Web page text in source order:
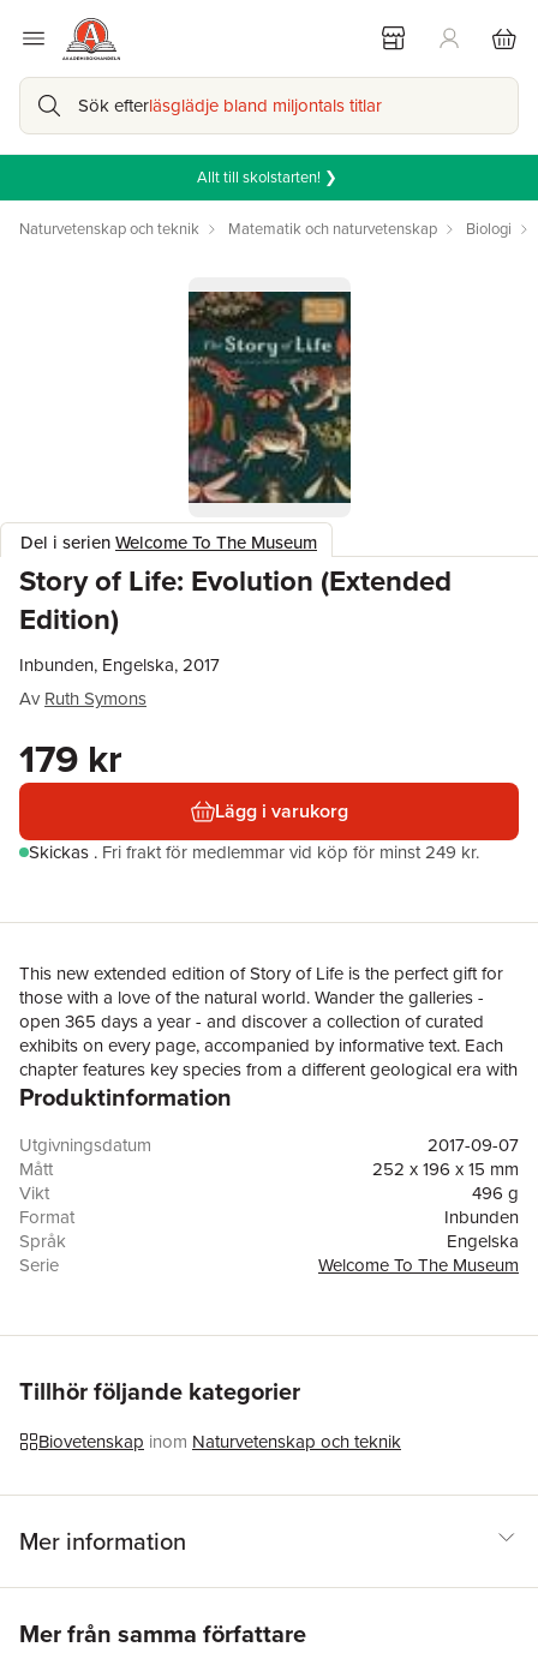
Sök efterläsglädje bland miljontals titlar
Allt till skolstarten! ❯
Naturvetenskap och teknik Matematik och naturvetenskap Biologi
Del i serienWelcome To The Museum
Story of Life: Evolution (Extended
Edition)
Inbunden, Engelska, 2017
Av Ruth Symons
179 kr
Lägg i varukorg
Skickas . Fri frakt för medlemmar vid köp för minst 249 kr.
This new extended edition of Story of Life is the perfect gift for
those with a love of the natural world. Wander the galleries -
open 365 days a year - and discover a collection of curated
exhibits on every page, accompanied by informative text. Each
chapter features key species from a different geological era with
fantastic new artwork from Katie Scott.
Produktinformation
Utgivningsdatum
2017-09-07
Mått
252 x 196 x 15 mm
Vikt
496 g
Format
Inbunden
Språk
Engelska
Serie
Welcome To The Museum
Illustratör
Katie Scott Limited
Tillhör följande kategorier
Biovetenskap inom Naturvetenskap och teknik
Mer information
Mer från samma författare